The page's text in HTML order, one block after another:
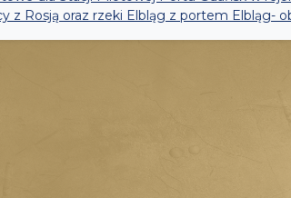
Rosją oraz rzeki Elbląg z portem Elbląg-